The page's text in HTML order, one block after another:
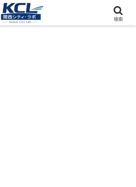
ド調査（累計アクセス数4000万PV）
検索